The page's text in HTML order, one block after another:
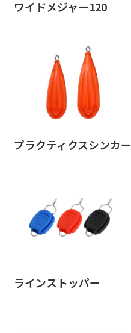
ワイドメジャー120
プラクティクスシンカー
ラインストッパー